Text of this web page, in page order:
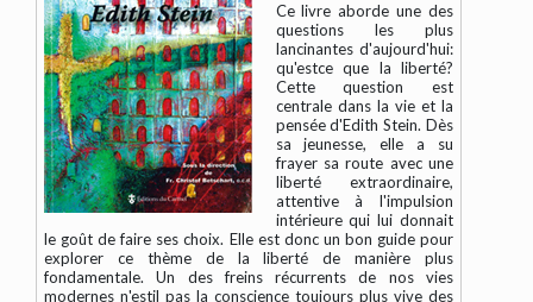
Ce livre aborde une des
questions les plus
lancinantes d'aujourd'hui:
qu'estce que la liberté?
Cette question est
centrale dans la vie et la
pensée d'Edith Stein. Dès
sa jeunesse, elle a su
frayer sa route avec une
liberté extraordinaire,
attentive à l'impulsion
intérieure qui lui donnait
le goût de faire ses choix. Elle est donc un bon guide pour
explorer ce thème de la liberté de manière plus
fondamentale. Un des freins récurrents de nos vies
modernes n'estil pas la conscience toujours plus vive des